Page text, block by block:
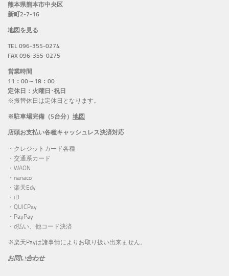
熊本県熊本市中央区
新町2-7-16
地図を見る
TEL 096-355-0274
FAX 096-355-0275
営業時間
11：00～18：00
定休日：火曜日･祝日
※振替休日は定休日となります。
※駐車場完備（5台分） 地図
店頭お支払い各種キャッシュレス決済対応
・クレジットカード各種
・交通系カード
・WAON
・nanaco
・楽天Edy
・iD
・QUICPay
・PayPay
・d払い、他コード決済
※楽天Payは諸事情によりお取り扱い出来ません。
お問い合わせ